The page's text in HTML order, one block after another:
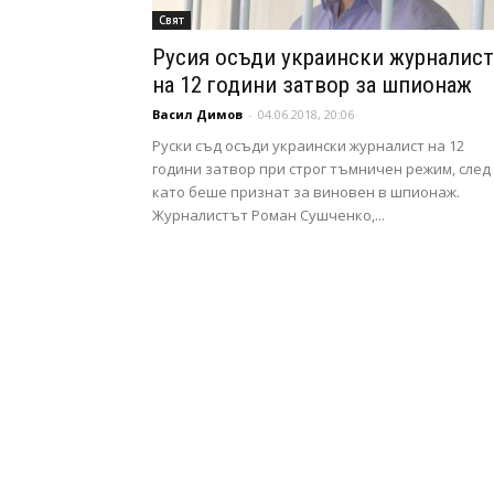
Свят
Русия осъди украински журналист
на 12 години затвор за шпионаж
Васил Димов - 04.06.2018, 20:06
Руски съд осъди украински журналист на 12
години затвор при строг тъмничен режим, след
като беше признат за виновен в шпионаж.
Журналистът Роман Сушченко,...